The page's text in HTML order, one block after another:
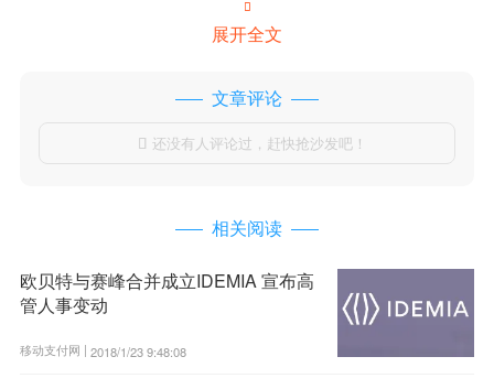

展开全文
文章评论
 还没有人评论过，赶快抢沙发吧！
相关阅读
欧贝特与赛峰合并成立IDEMIA 宣布高
管人事变动
移动支付网 | 2018/1/23 9:48:08